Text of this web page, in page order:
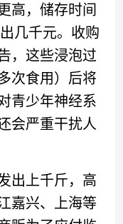
高，储存时间
几千元。收购
，这些浸泡过
次食用）后将
青少年神经系
会严重干扰人
上千斤，高
嘉兴、上海等